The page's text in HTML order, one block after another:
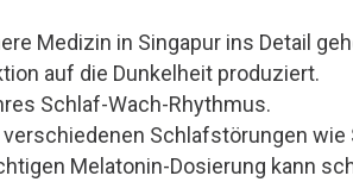
Medizin in Singapur ins Detail
auf die Dunkelheit produziert.
Schlaf-Wach-Rhythmus.
Schlafstörungen
Melatonin-Dosierung kann